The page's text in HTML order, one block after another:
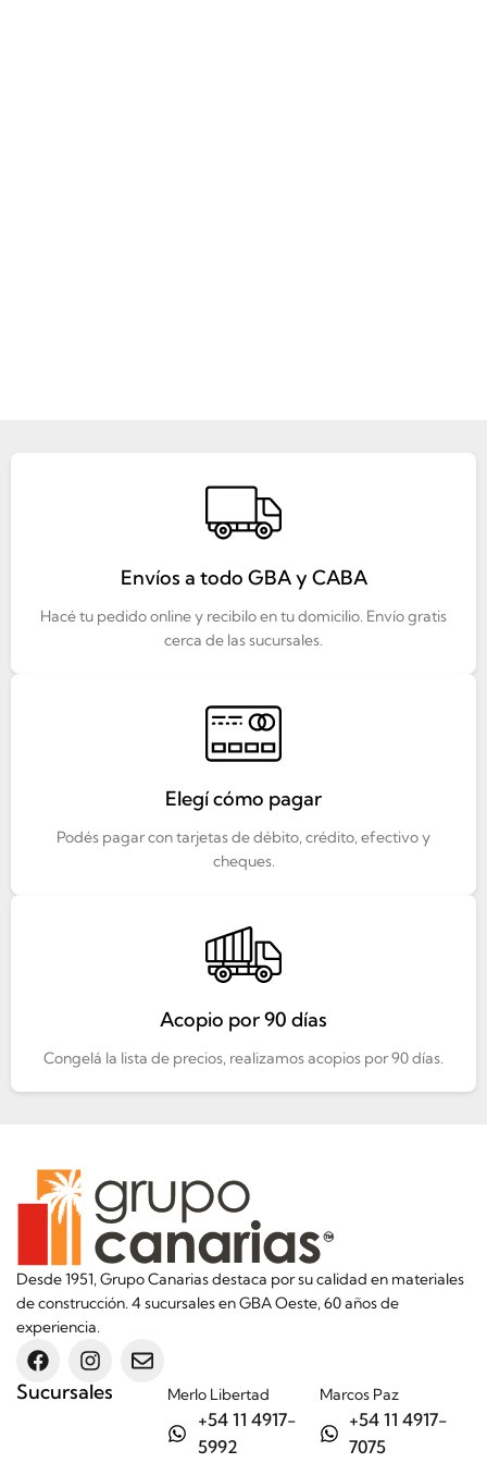
Envíos a todo GBA y CABA
Hacé tu pedido online y recibilo en tu domicilio. Envío gratis
cerca de las sucursales.
Elegí cómo pagar
Podés pagar con tarjetas de débito, crédito, efectivo y
cheques.
Acopio por 90 días
Congelá la lista de precios, realizamos acopios por 90 días.
Desde 1951, Grupo Canarias destaca por su calidad en materiales
de construcción. 4 sucursales en GBA Oeste, 60 años de
experiencia.
Sucursales Merlo Libertad
+54 11 4917-
5992
Marcos Paz
+54 11 4917-
7075